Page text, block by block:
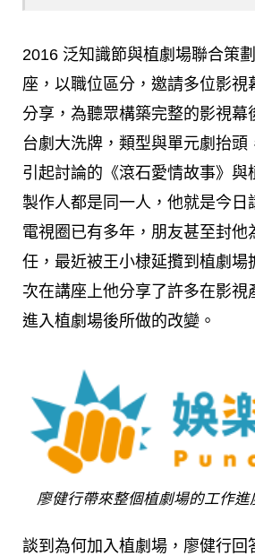
2016 泛知識節與植劇場聯合策
座，以職位區分，邀請多位影視
分享，為聽眾構築完整的影視幕
台劇大洗牌，類型與單元劇抬頭
引起討論的《滾石愛情故事》與
製作人都是同一人，他就是今日
電視圈已有多年，朋友甚至封他
任，最近被王小棣延攬到植劇場
次在講座上他分享了許多在影視
進入植劇場後所做的改變。
廖健行帶來整個植劇場的工作進
談到為何加入植劇場，廖健行回